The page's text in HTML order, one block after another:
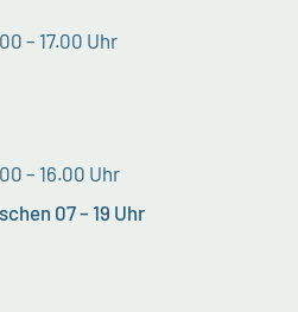
– 17.00 Uhr
– 16.00 Uhr
07 – 19 Uhr